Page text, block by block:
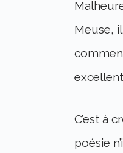
Meuse,
C’est à
poésie